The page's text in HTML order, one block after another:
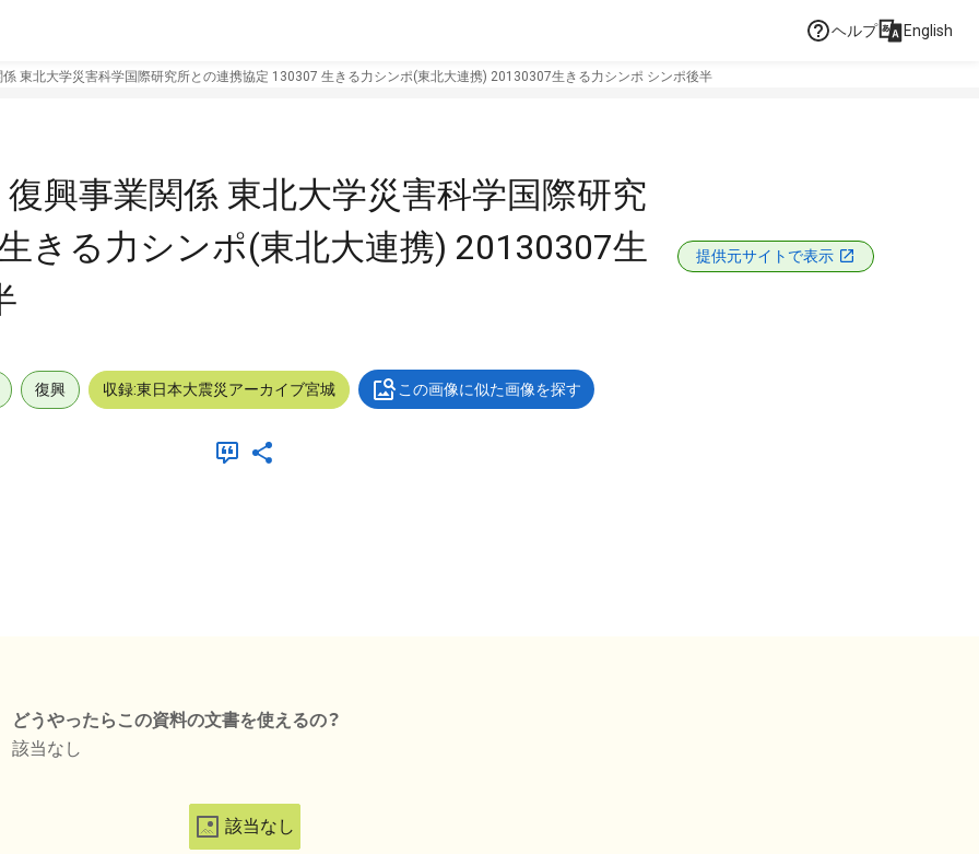
ヘルプ English
東北大学災害科学国際研究所との連携協定 130307 生きる力シンポ(東北大連携) 20130307生きる力シンポ シンポ後半
興事業関係 東北大学災害科学国際研究
きる力シンポ(東北大連携) 20130307生
提供元サイトで表示
復興 収録:東日本大震災アーカイブ宮城 この画像に似た画像を探す
どうやったらこの資料の文書を使えるの？
該当なし
該当なし